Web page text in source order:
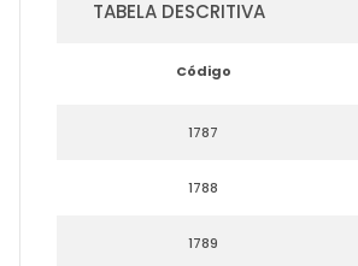
TABELA DESCRITIVA
Código
1787
1788
1789